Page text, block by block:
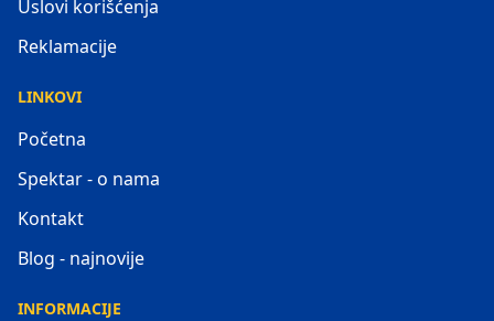
Uslovi korišćenja
Reklamacije
LINKOVI
Početna
Spektar - o nama
Kontakt
Blog - najnovije
INFORMACIJE